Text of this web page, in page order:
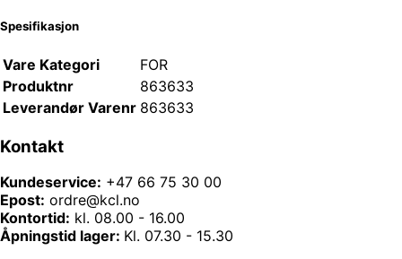
Spesifikasjon
Vare Kategori
FOR
Produktnr
863633
Leverandør Varenr 863633
Kontakt
Kundeservice: +47 66 75 30 00
Epost: ordre@kcl.no
Kontortid: kl. 08.00 - 16.00
Åpningstid lager: Kl. 07.30 - 15.30